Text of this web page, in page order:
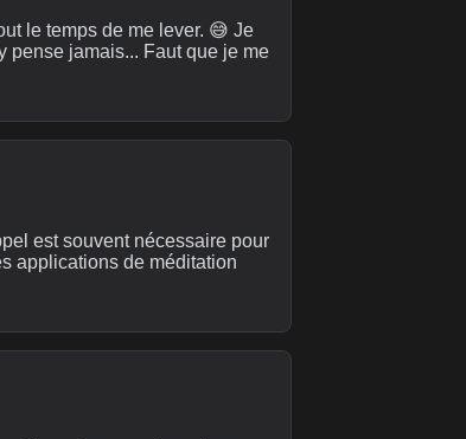
le temps de me lever. 😅 Je
pense jamais... Faut que je me
est souvent nécessaire pour
applications de méditation